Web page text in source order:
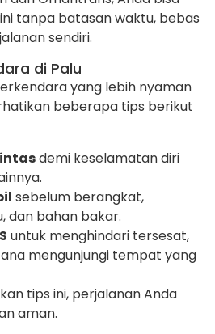
tanpa batasan waktu, bebas
sendiri.
di Palu
yang lebih nyaman
beberapa tips berikut
demi keselamatan diri
sebelum berangkat,
dan bahan bakar.
untuk menghindari tersesat,
mengunjungi tempat yang
tips ini, perjalanan Anda
aman.